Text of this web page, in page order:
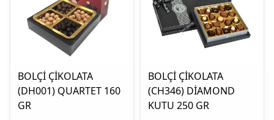
BOLÇİ ÇİKOLATA
(DH001) QUARTET 160
GR
BOLÇİ ÇİKOLATA
(CH346) DİAMOND
KUTU 250 GR